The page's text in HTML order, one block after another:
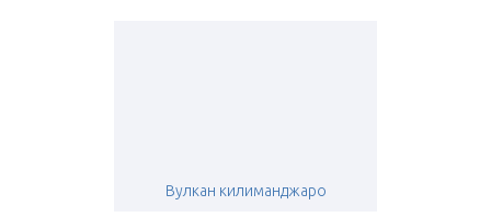
Вулкан килиманджаро